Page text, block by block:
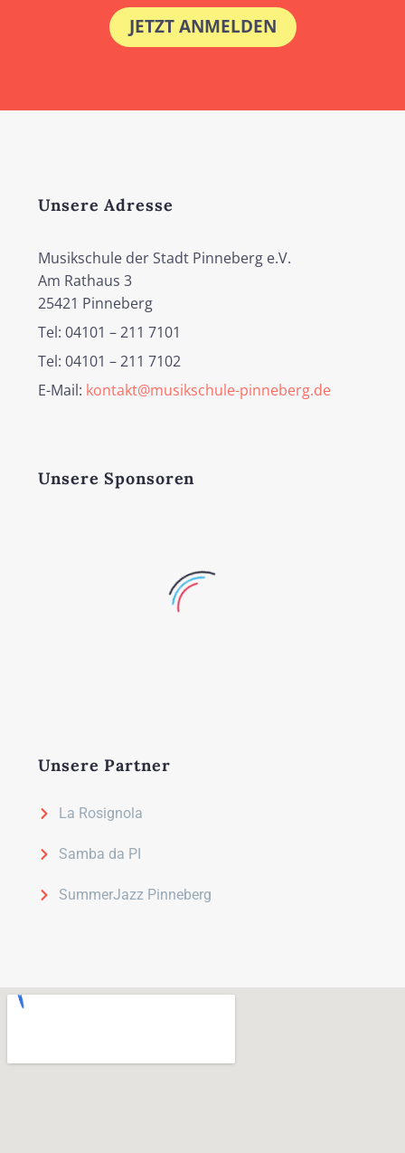
JETZT ANMELDEN
Unsere Adresse
Musikschule der Stadt Pinneberg e.V.
Am Rathaus 3
25421 Pinneberg
Tel: 04101 – 211 7101
Tel: 04101 – 211 7102
E-Mail: kontakt@musikschule-pinneberg.de
Unsere Sponsoren
Unsere Partner
La Rosignola
Samba da PI
SummerJazz Pinneberg